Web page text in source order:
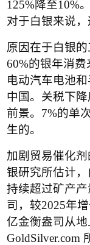
125%降至10%
对于白银来说，
原因在于白银
60%的银年消费
电动汽车电池
中国。关税下
前景。 7%的单
生的。
加剧贸易催化
银研究所估计
持续超过矿产产
司，较2025年
亿金衡盎司从
GoldSilver.com